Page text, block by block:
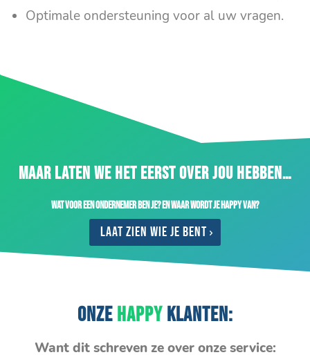
Optimale ondersteuning voor al uw vragen.
MAAR LATEN WE HET EERST OVER JOU HEBBEN…
Wat voor een ondernemer ben je? En waar wordt je happy van?
Laat zien wie je bent
ONZEHAPPYKLANTEN:
Want dit schreven ze over onze service: